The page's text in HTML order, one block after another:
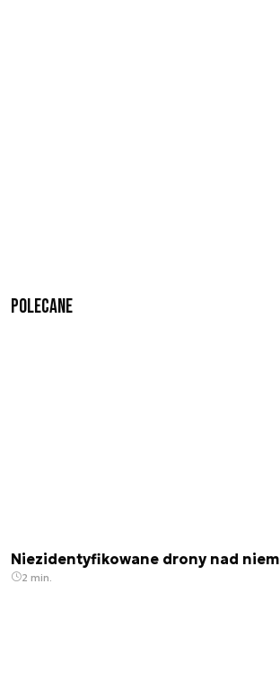
Polecane
Niezidentyfikowane drony nad
2 min.